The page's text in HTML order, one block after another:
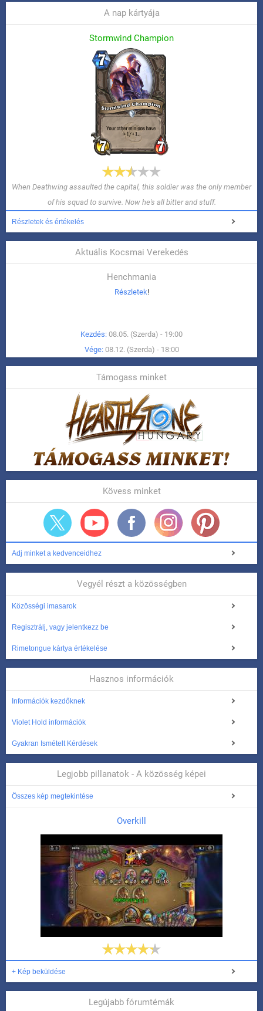
A nap kártyája
Stormwind Champion
When Deathwing assaulted the capital, this soldier was the only member
of his squad to survive. Now he's all bitter and stuff.
Részletek és értékelés
Aktuális Kocsmai Verekedés
Henchmania
Részletek!
Kezdés: 08.05. (Szerda) - 19:00
Vége: 08.12. (Szerda) - 18:00
Támogass minket
Kövess minket
Adj minket a kedvenceidhez
Vegyél részt a közösségben
Közösségi imasarok
Regisztrálj, vagy jelentkezz be
Rimetongue kártya értékelése
Hasznos információk
Információk kezdőknek
Violet Hold információk
Gyakran Ismételt Kérdések
Legjobb pillanatok - A közösség képei
Összes kép megtekintése
Overkill
+ Kép beküldése
Legújabb fórumtémák